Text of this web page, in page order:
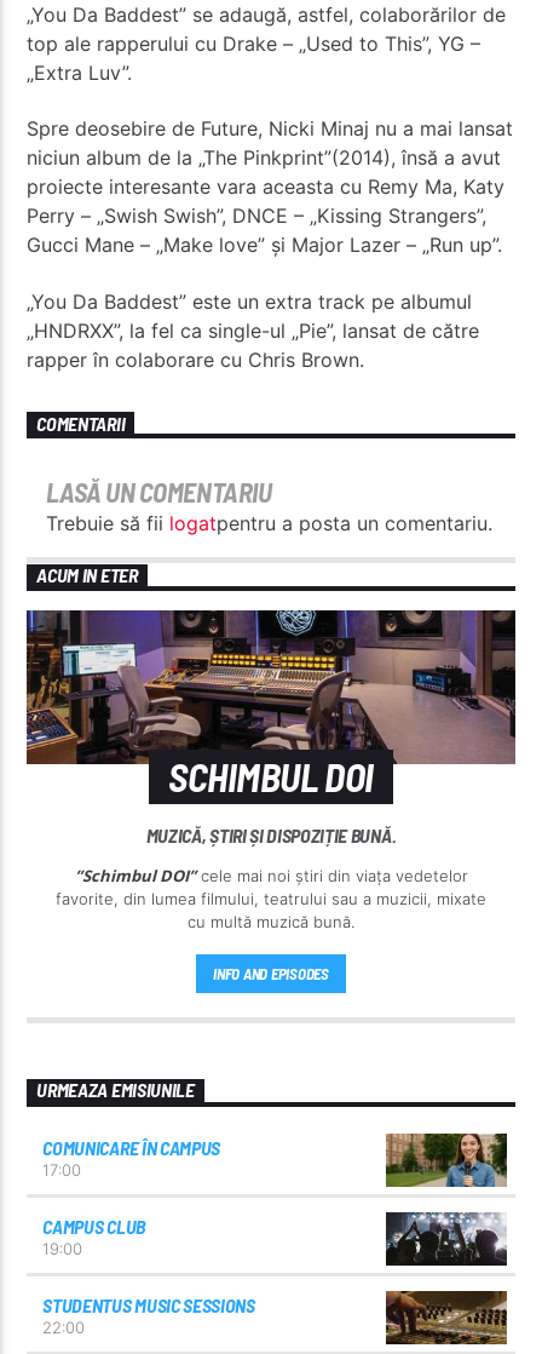
„You Da Baddest” se adaugă, astfel, colaborărilor de
top ale rapperului cu Drake – „Used to This”, YG –
„Extra Luv”.
Spre deosebire de Future, Nicki Minaj nu a mai lansat
niciun album de la „The Pinkprint”(2014), însă a avut
proiecte interesante vara aceasta cu Remy Ma, Katy
Perry – „Swish Swish”, DNCE – „Kissing Strangers”,
Gucci Mane – „Make love” și Major Lazer – „Run up”.
„You Da Baddest” este un extra track pe albumul
„HNDRXX”, la fel ca single-ul „Pie”, lansat de către
rapper în colaborare cu Chris Brown.
COMENTARII
LASĂ UN COMENTARIU
Trebuie să fii logatpentru a posta un comentariu.
ACUM IN ETER
SCHIMBUL DOI
MUZICĂ, ȘTIRI ȘI DISPOZIȚIE BUNĂ.
”Schimbul DOI”cele mai noi știri din viața vedetelor
favorite, din lumea filmului, teatrului sau a muzicii, mixate
cu multă muzică bună.
INFO AND EPISODES
URMEAZA EMISIUNILE
COMUNICARE ÎN CAMPUS
17:00
CAMPUS CLUB
19:00
STUDENTUS MUSIC SESSIONS
22:00